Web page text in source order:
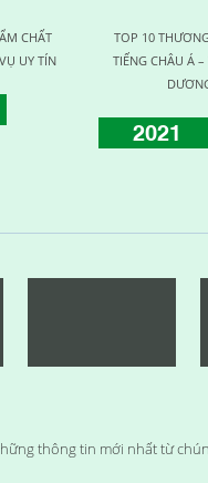
CHẤT
UY TÍN
TOP 10
TIẾNG CHÂU Á
2021
thông tin mới nhất từ